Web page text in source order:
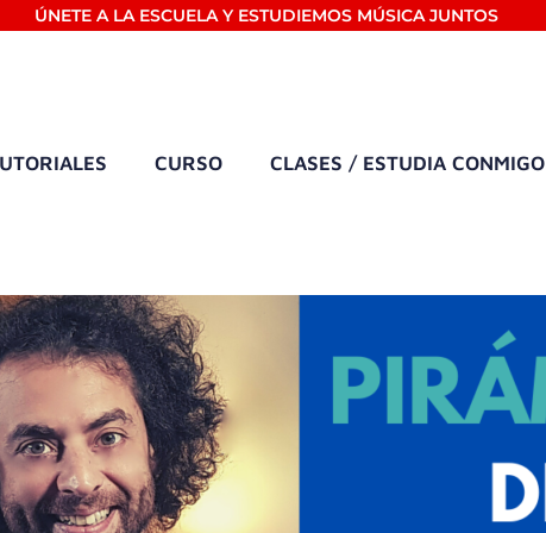
ÚNETE A LA ESCUELA Y ESTUDIEMOS MÚSICA JUNTOS
CURSO CLASES / ESTUDIA CONMIGO